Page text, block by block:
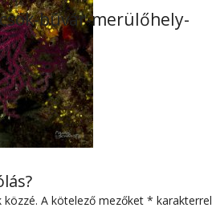
búvár-merülőhely-
közzé. A kötelező mezőket * karakterrel